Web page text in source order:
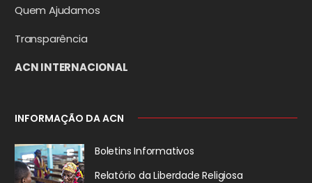
Quem Ajudamos
Transparência
ACN INTERNACIONAL
INFORMAÇÃO DA ACN
Boletins Informativos
Relatório da Liberdade Religiosa